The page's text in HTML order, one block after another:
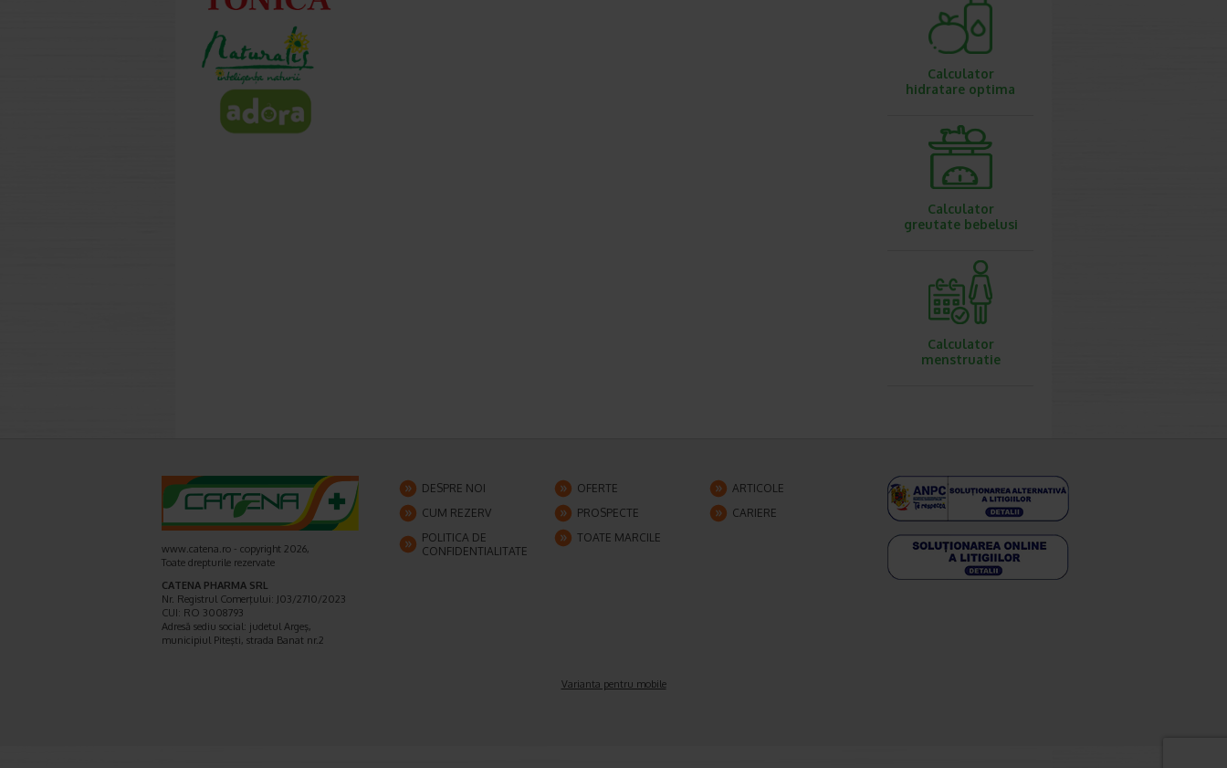
Calculator
hidratare optima
Calculator
greutate bebelusi
Calculator
menstruatie
www.catena.ro - copyright 2026,
Toate drepturile rezervate
CATENA PHARMA SRL
Nr. Registrul Comerţului: J03/2710/2023
CUI: RO 3008793
Adresă sediu social: judetul Argeş,
municipiul Piteşti, strada Banat nr.2
DESPRE NOI OFERTE
ARTICOLE
CUM REZERV
PROSPECTE
CARIERE
POLITICA DE
CONFIDENTIALITATE
TOATE MARCILE
Varianta pentru mobile